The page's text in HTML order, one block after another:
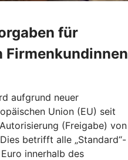
für
Firmenkundinnen
aufgrund neuer
Union (EU) seit
(Freigabe) von
betrifft alle „Standard“-
innerhalb des